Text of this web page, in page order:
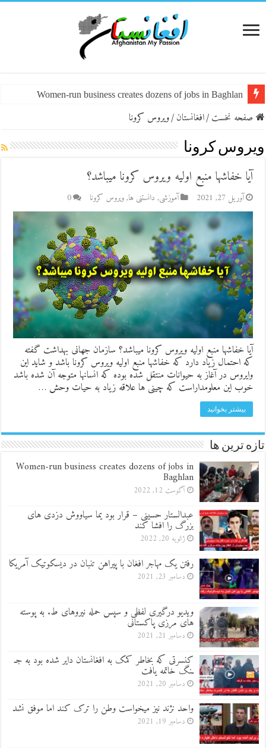
Women-run business creates dozens of jobs in Baghlan
صفحه نخست/افغانستان/ویروس کرونا
ویروس کرونا
آیا خفاشها منبع اولیه ویروس کرونا میباشد؟
آوریل 27, 2021 آموزشی, دانستنی ها,ویروس کرونا 0
آیا خفاشها منبع اولیه ویروس کرونا میباشد؟ سازمان جهانی بهداشت گفته
که احتمال زیاد دارد که خفاشها منبع اولیه ویروس کرونا باشد و شاید این
وایروس در آغاز به حیوانات منتقل شده بوده که انسانها متوجه آن شده باشد
خوب این معلومدار‌است که چینی ها علاقه زیاد به حیات وحش …
بیشتر بخوانید
تازه ترین ها
Women-run business creates dozens of jobs in
Baghlan
آگوست 12, 2022
عبدالستار حسینی – قرار بود یما سیاووش دزدی های
بزرگ را افشا کند
ژانویه 20, 2022
رفتن یک مهاجر افغان با پیراهن تنبان در دیسکوتیک آمریکا
دسامبر 23, 2021
ویدیو درگیری لفظی و سپس حمله نیروهای ط. به پوسته
های مرزی پاکستانی
دسامبر 21, 2021
کنسرتی که بخاطر کمک به افغانستان دایر شده بود به جـ
ـنگ خاتمه یافت
دسامبر 20, 2021
واحد نژند نیز میخواست وطن را ترک کند اما موفق نشد
دسامبر 19, 2021